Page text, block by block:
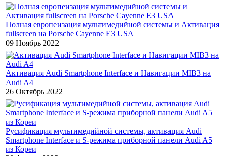
Полная европеизация мультимедийной системы и Активация
fullscreen на Porsche Cayenne E3 USA
09 Ноябрь 2022
Активация Audi Smartphone Interface и Навигации MIB3 на
Audi A4
26 Октябрь 2022
Русификация мультимедийной системы, активация Audi
Smartphone Interface и S-режима приборной панели Audi A5
из Кореи